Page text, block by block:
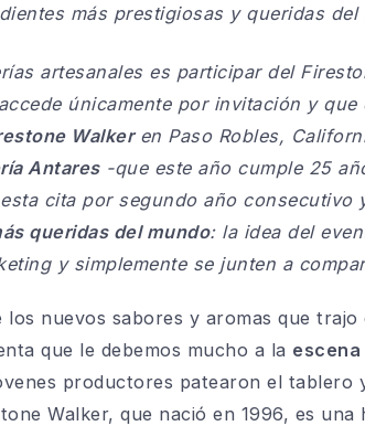
más prestigiosas y queridas del
artesanales es participar del
únicamente por invitación y
Walkeren Paso Robles,
Antares-que este año cumple 25
cita por segundo año consecutivo
queridas del mundo: la idea del
y simplemente se junten a
nuevos sabores y aromas que
que le debemos mucho a la
productores patearon el tablero
Walker, que nació en 1996, es